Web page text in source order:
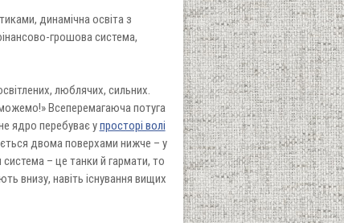
динамічна освіта з
грошова система,
люблячих, сильних.
Всеперемагаюча потуга
ядро перебуває упросторі волі
двома поверхами нижче – у
– це танки й гармати, то
внизу, навіть існування вищих